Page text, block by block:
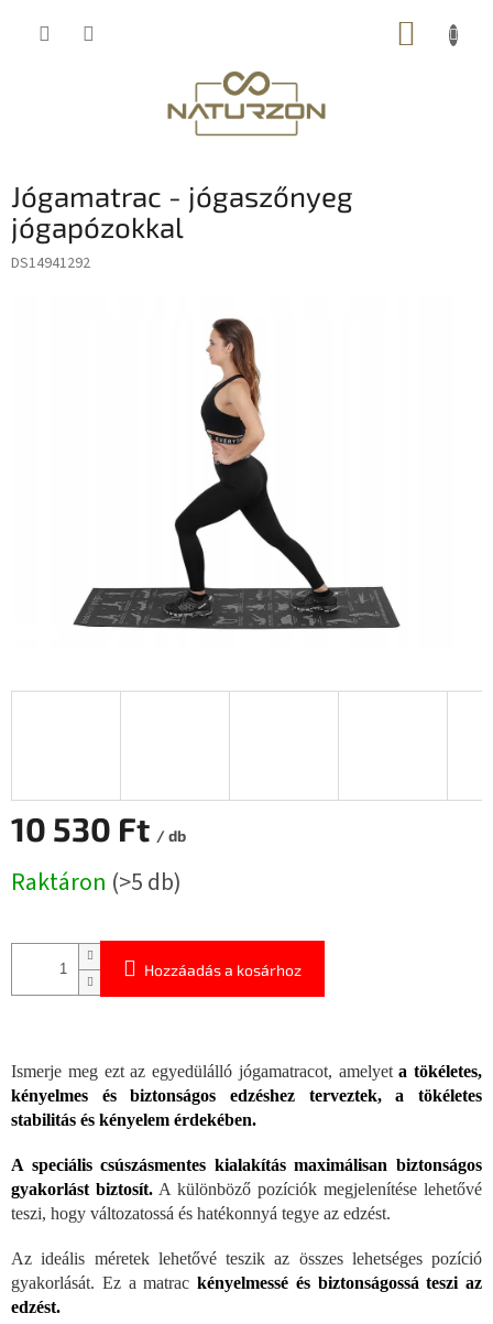
KOSÁR
Jógamatrac - jógaszőnyeg
jógapózokkal
DS14941292
10 530 Ft / db
Raktáron (>5 db)
Hozzáadás a kosárhoz
Ismerje meg ezt az egyedülálló jógamatracot, amelyeta tökéletes,
kényelmes és biztonságos edzéshez terveztek, a tökéletes
stabilitás és kényelem érdekében.
A speciális csúszásmentes kialakítás maximálisan biztonságos
gyakorlást biztosít. A különböző pozíciók megjelenítése lehetővé
teszi, hogy változatossá és hatékonnyá tegye az edzést.
Az ideális méretek lehetővé teszik az összes lehetséges pozíció
gyakorlását. Ez a matrac kényelmessé és biztonságossá teszi az
edzést.